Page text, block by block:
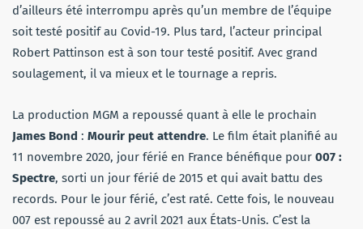
d’ailleurs été interrompu après qu’un membre de l’équipe
soit testé positif au Covid-19. Plus tard, l’acteur principal
Robert Pattinson est à son tour testé positif. Avec grand
soulagement, il va mieux et le tournage a repris.
La production MGM a repoussé quant à elle le prochain
James Bond : Mourir peut attendre. Le film était planifié au
11 novembre 2020, jour férié en France bénéfique pour 007 :
Spectre, sorti un jour férié de 2015 et qui avait battu des
records. Pour le jour férié, c’est raté. Cette fois, le nouveau
007 est repoussé au 2 avril 2021 aux États-Unis. C’est la